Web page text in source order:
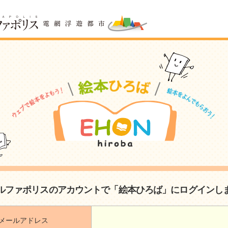
ファポリスのアカウントで「絵本ひろば」にログインし
ールアドレス